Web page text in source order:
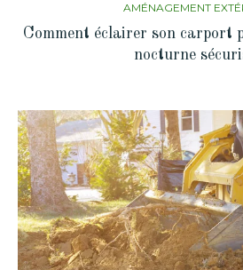
AMÉNAGEMENT
Comment éclairer son carport
nocturne